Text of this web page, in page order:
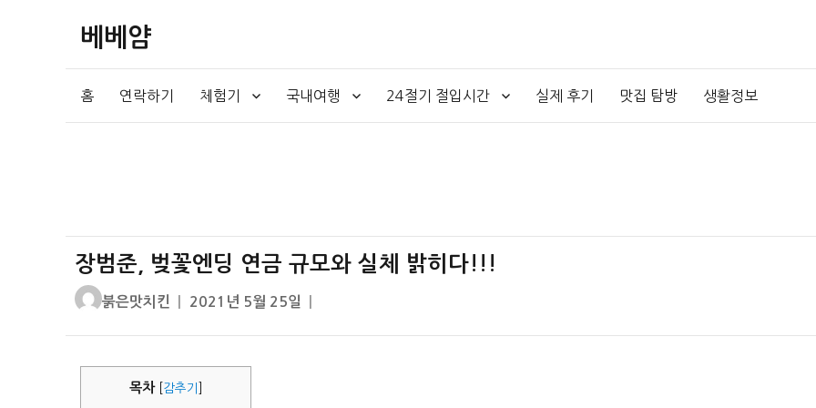
베베얌
홈 연락하기 체험기 국내여행 24절기 절입시간 실제 후기 맛집 탐방 생활정보
장범준, 벚꽃엔딩 연금 규모와 실체 밝히다!!!
글
붉은맛치킨
작
자
2021년 5월 25일
목차 감추기